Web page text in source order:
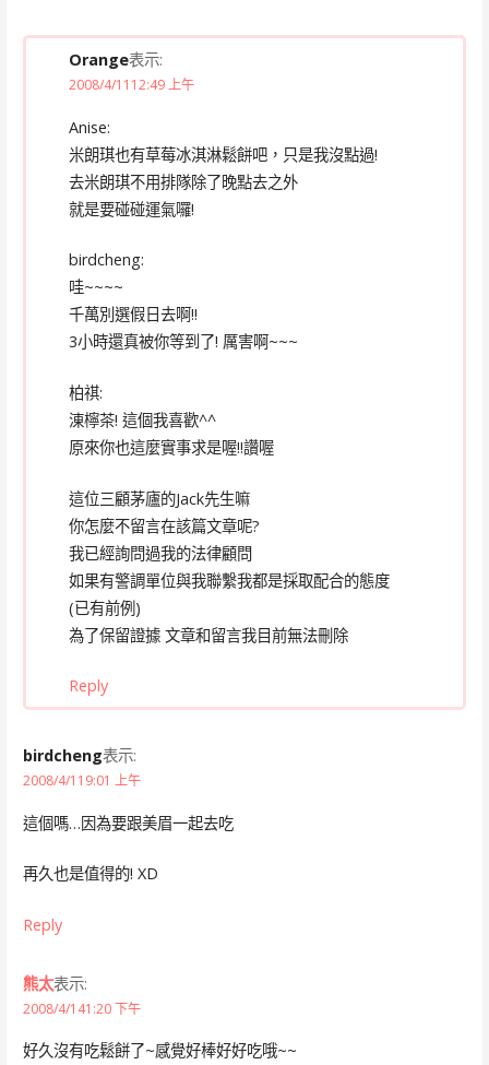
Orange表示:
2008/4/1112:49 上午
Anise:
米朗琪也有草莓冰淇淋鬆餅吧，只是我沒點過!
去米朗琪不用排隊除了晚點去之外
就是要碰碰運氣囉!
birdcheng:
哇~~~~
千萬別選假日去啊!!
3小時還真被你等到了! 厲害啊~~~
柏祺:
涷檸茶! 這個我喜歡^^
原來你也這麼實事求是喔!!讚喔
這位三顧茅廬的Jack先生嘛
你怎麼不留言在該篇文章呢?
我已經詢問過我的法律顧問
如果有警調單位與我聯繫我都是採取配合的態度
(已有前例)
為了保留證據 文章和留言我目前無法刪除
Reply
birdcheng表示:
2008/4/119:01 上午
這個嗎…因為要跟美眉一起去吃
再久也是值得的! XD
Reply
熊太表示:
2008/4/141:20 下午
好久沒有吃鬆餅了~感覺好棒好好吃哦~~